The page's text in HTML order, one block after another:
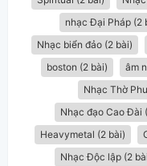
nhạc Đại Pháp (2
Nhạc biển đảo (2 bài)
boston (2 bài)
âm
Nhạc Thờ
Nhạc đạo Cao Đài
Heavymetal (2 bài)
Nhạc Độc lập (2